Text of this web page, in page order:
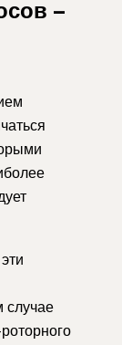
–
случае